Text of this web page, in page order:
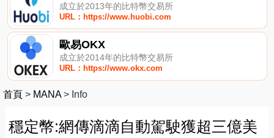
成立於2013年的比特幣交易所
URL：https://www.huobi.com
歐易OKX
成立於2014年的比特幣交易所
URL：https://www.okx.com
首頁 > MANA> Info
穩定幣:網傳滴滴自動駕駛獲超三億美